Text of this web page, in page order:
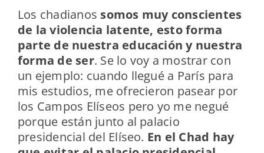
Los chadianos somos muy conscientes
de la violencia latente, esto forma
parte de nuestra educación y nuestra
forma de ser. Se lo voy a mostrar con
un ejemplo: cuando llegué a París para
mis estudios, me ofrecieron pasear por
los Campos Elíseos pero yo me negué
porque están junto al palacio
presidencial del Elíseo. En el Chad hay